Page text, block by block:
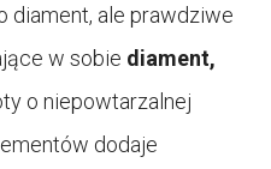
diament, ale prawdziwe
w sobie diament,
o niepowtarzalnej
dodaje